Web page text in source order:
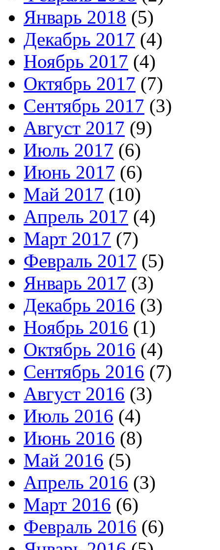
Январь 2018 (5)
Декабрь 2017 (4)
Ноябрь 2017 (4)
Октябрь 2017 (7)
Сентябрь 2017 (3)
Август 2017 (9)
Июль 2017 (6)
Июнь 2017 (6)
Май 2017 (10)
Апрель 2017 (4)
Март 2017 (7)
Февраль 2017 (5)
Январь 2017 (3)
Декабрь 2016 (3)
Ноябрь 2016 (1)
Октябрь 2016 (4)
Сентябрь 2016 (7)
Август 2016 (3)
Июль 2016 (4)
Июнь 2016 (8)
Май 2016 (5)
Апрель 2016 (3)
Март 2016 (6)
Февраль 2016 (6)